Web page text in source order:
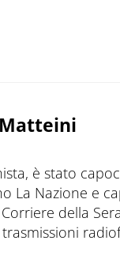
è stato
La Nazione e
della